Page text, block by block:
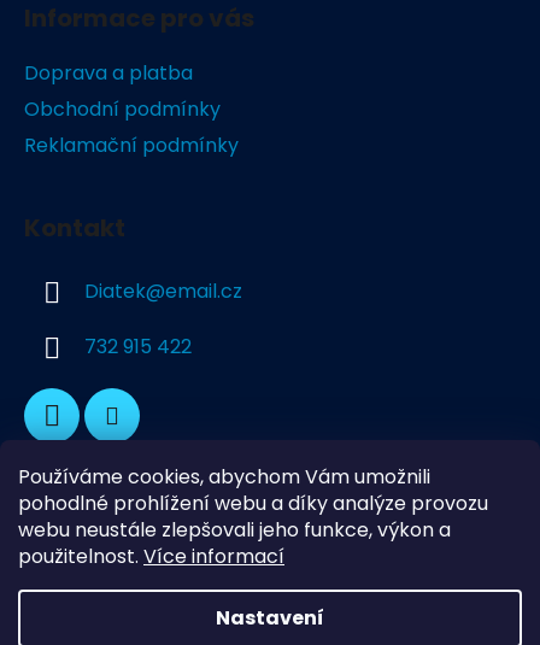
Používáme cookies, abychom Vám umožnili
pohodlné prohlížení webu a díky analýze provozu
webu neustále zlepšovali jeho funkce, výkon a
použitelnost. Více informací
Nastavení
Informace pro vás
Doprava a platba
Obchodní podmínky
Reklamační podmínky
Kontakt
Diatek@email.cz
732 915 422
Dekorativní Podlahy Průmyslové podlahy
Naše adresa